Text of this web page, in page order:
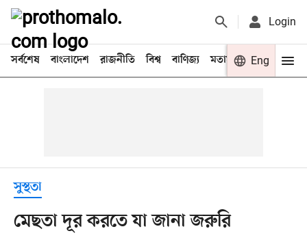
Login
সর্বশেষ বাংলাদেশ রাজনীতি বিশ্ব বাণিজ্য মতামত খেলা
Eng
সুস্থতা
মেছতা দূর করতে যা জানা জরুরি